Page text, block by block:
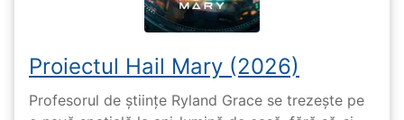
Proiectul Hail Mary (2026)
Profesorul de științe Ryland Grace se trezește pe